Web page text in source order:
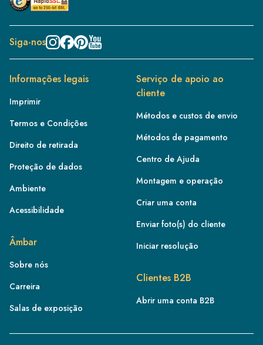
Siga-nos
Informações legais
Imprimir
Termos e Condições
Direito de retirada
Proteção de dados
Ambiente
Acessibilidade
Âmbar
Sobre nós
Carreira
Salas de exposição
Serviço de apoio ao
cliente
Métodos e custos de envio
Métodos de pagamento
Centro de Ajuda
Montagem e operação
Criar uma conta
Enviar foto(s) do cliente
Iniciar resolução
Clientes B2B
Abrir uma conta B2B
IE
IT
NL
ES